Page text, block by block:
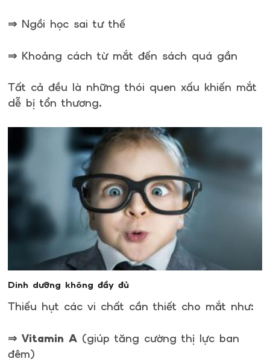
⇒ Ngồi học sai tư thế
⇒ Khoảng cách từ mắt đến sách quá gần
Tất cả đều là những thói quen xấu khiến mắt
dễ bị tổn thương.
Dinh dưỡng không đầy đủ
Thiếu hụt các vi chất cần thiết cho mắt như:
⇒ Vitamin A (giúp tăng cường thị lực ban
đêm)